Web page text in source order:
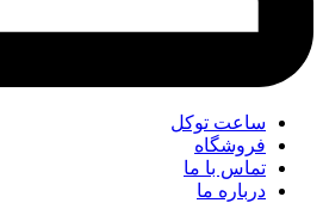
ساعت توکل
فروشگاه
تماس با ما
درباره ما